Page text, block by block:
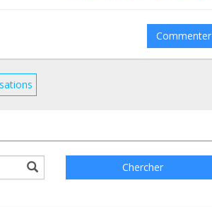
con el gasto extra que esto nos
la que tenemos que hacer un
posible todo esto.
Commenter
Chercher